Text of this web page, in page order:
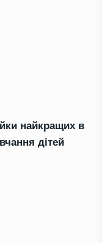
найкращих в
дітей